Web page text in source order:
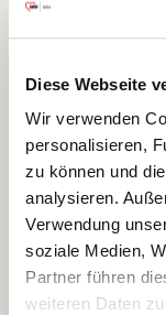
Diese Webseite
Wir verwenden
personalisieren,
zu können und
analysieren.
Verwendung
soziale Medien,
Partner führen
weiteren Daten
Ich bin damit
ausschließlich zum
verarbeitet, auf IT-
GmbH, Heinrich-
(Betreiber)
verantwortliche
werden.
Diese